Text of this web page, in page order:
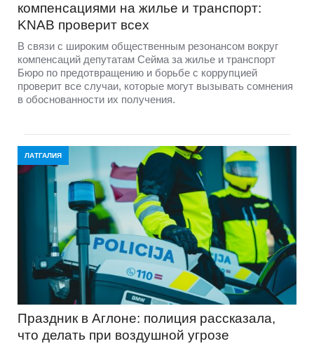
компенсациями на жилье и транспорт:
KNAB проверит всех
В связи с широким общественным резонансом вокруг
компенсаций депутатам Сейма за жилье и транспорт
Бюро по предотвращению и борьбе с коррупцией
проверит все случаи, которые могут вызывать сомнения
в обоснованности их получения.
ЛАТГАЛИЯ
Праздник в Аглоне: полиция рассказала,
что делать при воздушной угрозе